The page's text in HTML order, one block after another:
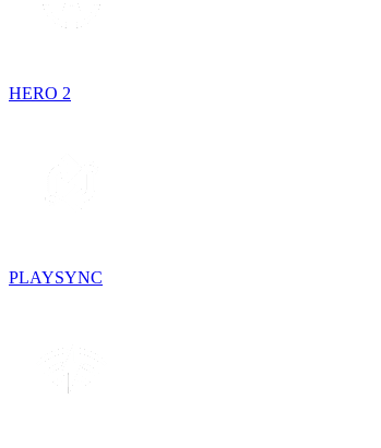
HERO 2
PLAYSYNC